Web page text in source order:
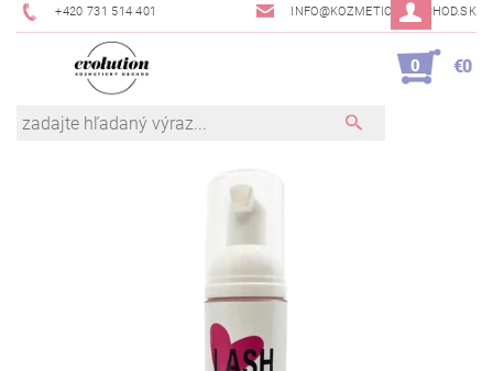
+420 731 514 401 INFO@KOZMETICKYOBCHOD.SK
0 €0